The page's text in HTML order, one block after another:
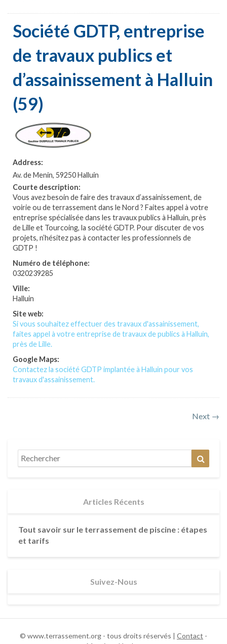
Société GDTP, entreprise
de travaux publics et
d’assainissement à Halluin
(59)
Address:
Av. de Menin, 59250 Halluin
Courte description:
Vous avez besoin de faire des travaux d’assainissement, de
voirie ou de terrassement dans le Nord ? Faites appel à votre
entreprise spécialisée dans les travaux publics à Halluin, près
de Lille et Tourcoing, la société GDTP. Pour discuter de vos
projets, n’hésitez pas à contacter les professionnels de
GDTP !
Numéro de téléphone:
0320239285
Ville:
Halluin
Site web:
Si vous souhaitez effectuer des travaux d'assainissement,
faites appel à votre entreprise de travaux de publics à Halluin,
près de Lille.
Google Maps:
Contactez la société GDTP implantée à Halluin pour vos
travaux d'assainissement.
Next →
Search
for:
Articles Récents
Tout savoir sur le terrassement de piscine : étapes
et tarifs
Suivez-Nous
© www.terrassement.org - tous droits réservés | Contact -